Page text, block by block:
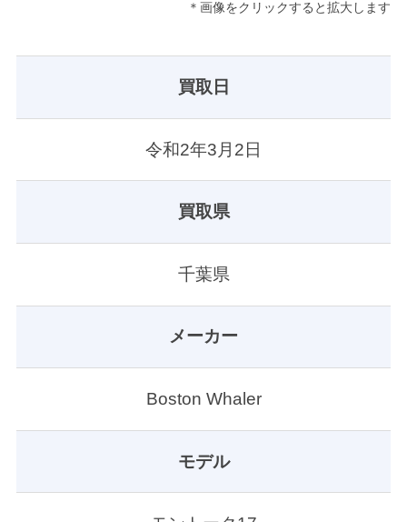
＊画像をクリックすると拡大します
買取日
令和2年3月2日
買取県
千葉県
メーカー
Boston Whaler
モデル